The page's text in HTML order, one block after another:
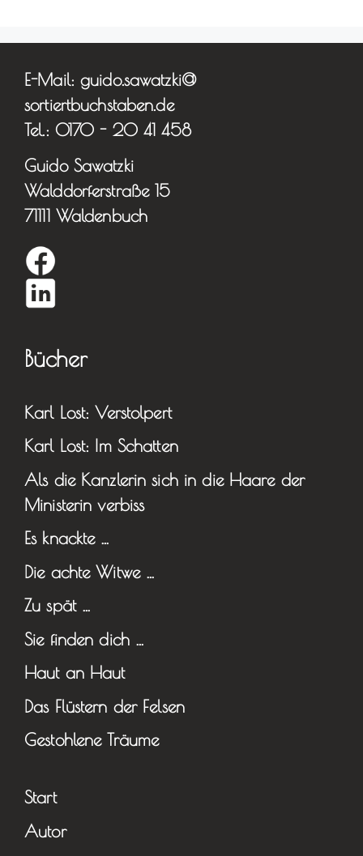
E-Mail: guido.sawatzki@
sortiertbuchstaben.de
Tel.: 0170 - 20 41 458
Guido Sawatzki
Walddorferstraße 15
71111 Waldenbuch
Bücher
Karl Lost: Verstolpert
Karl Lost: Im Schatten
Als die Kanzlerin sich in die Haare der
Ministerin verbiss
Es knackte …
Die achte Witwe …
Zu spät …
Sie finden dich …
Haut an Haut
Das Flüstern der Felsen
Gestohlene Träume
Start
Autor